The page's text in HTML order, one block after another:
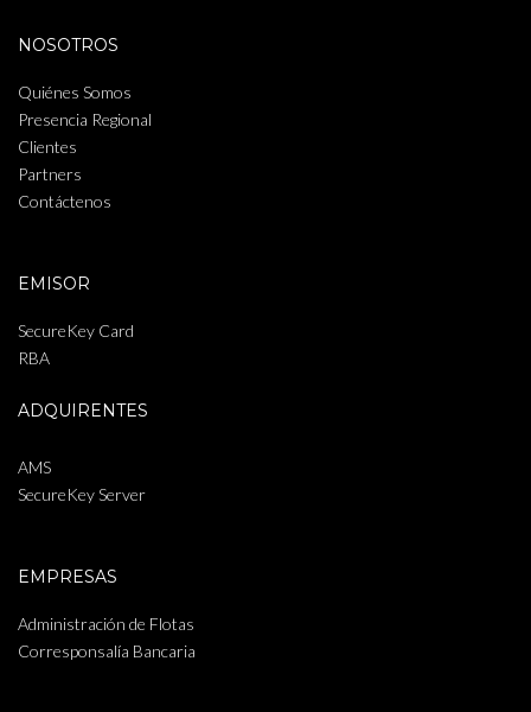
NOSOTROS
Quiénes Somos
Presencia Regional
Clientes
Partners
Contáctenos
EMISOR
SecureKey Card
RBA
ADQUIRENTES
AMS
SecureKey Server
EMPRESAS
Administración de Flotas
Corresponsalía Bancaria